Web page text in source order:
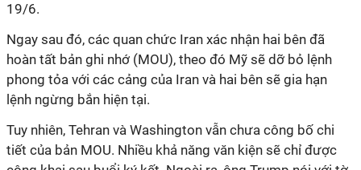
19/6.
Ngay sau đó, các quan chức Iran xác nhận hai bên đã
hoàn tất bản ghi nhớ (MOU), theo đó Mỹ sẽ dỡ bỏ lệnh
phong tỏa với các cảng của Iran và hai bên sẽ gia hạn
lệnh ngừng bắn hiện tại.
Tuy nhiên, Tehran và Washington vẫn chưa công bố chi
tiết của bản MOU. Nhiều khả năng văn kiện sẽ chỉ được